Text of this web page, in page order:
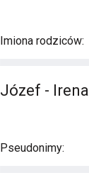
Imiona rodziców:
Józef -
Pseudonimy: